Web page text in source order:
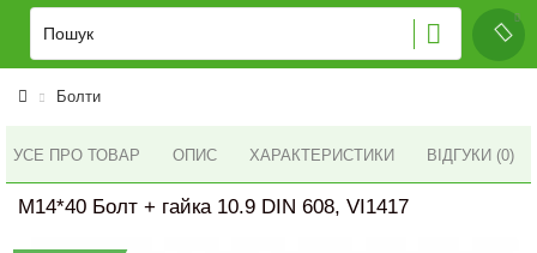
Болти
УСЕ ПРО ТОВАР ОПИС ХАРАКТЕРИСТИКИ ВІДГУКИ (0)
M14*40 Болт + гайка 10.9 DIN 608, VI1417